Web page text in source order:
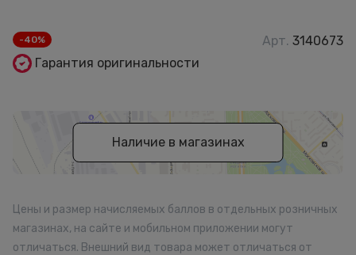
-40% Арт. 3140673
Гарантия оригинальности
Наличие в магазинах
Цены и размер начисляемых баллов в отдельных розничных
магазинах, на сайте и мобильном приложении могут
отличаться. Внешний вид товара может отличаться от